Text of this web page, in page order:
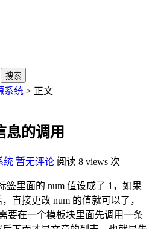
系统 > 正文
息的调用
统 暂无评论 阅读 8 views 次
签里面的 num 值设成了 1，如果
直接更改 num 的值就可以了，
要在一个模板块里面先调用一条